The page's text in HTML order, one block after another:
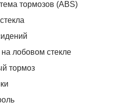
тормозов (ABS)
лобовом стекле
тормоз